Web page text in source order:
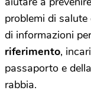
problemi di
di informazioni
riferimento,
passaporto e
rabbia.